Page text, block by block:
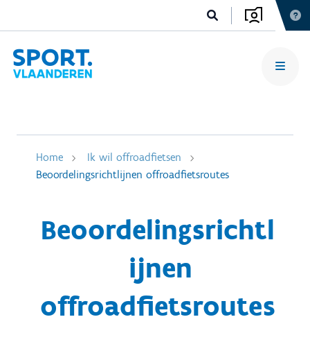
Home
Ik wil offroadfietsen
Beoordelingsrichtlijnen offroadfietsroutes
Beoordelingsrichtl
ijnen
offroadfietsroutes